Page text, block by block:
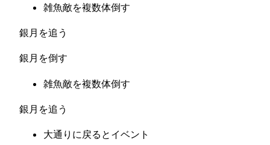
雑魚敵を複数体倒す
銀月を追う
銀月を倒す
雑魚敵を複数体倒す
銀月を追う
大通りに戻るとイベント